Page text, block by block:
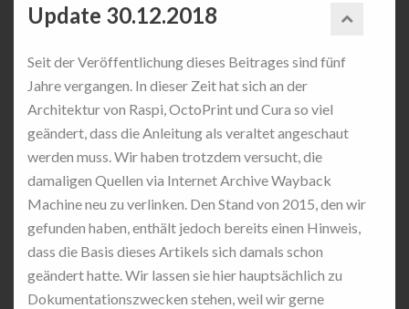
Update 30.12.2018
Seit der Veröffentlichung dieses Beitrages sind fünf
Jahre vergangen. In dieser Zeit hat sich an der
Architektur von Raspi, OctoPrint und Cura so viel
geändert, dass die Anleitung als veraltet angeschaut
werden muss. Wir haben trotzdem versucht, die
damaligen Quellen via Internet Archive Wayback
Machine neu zu verlinken. Den Stand von 2015, den wir
gefunden haben, enthält jedoch bereits einen Hinweis,
dass die Basis dieses Artikels sich damals schon
geändert hatte. Wir lassen sie hier hauptsächlich zu
Dokumentationszwecken stehen, weil wir gerne